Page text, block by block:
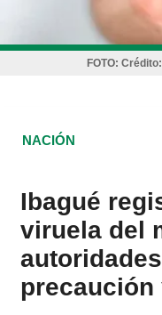
FOTO:
NACIÓN
Ibagué
viruela del
precaución